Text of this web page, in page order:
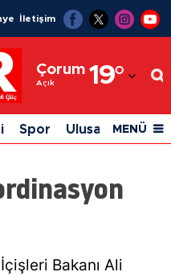
İletişim
Çorum
Açık 19°
Adıyaman
Afyonkarahisar
Ağrı
Amasya
Spor Ulusal Siyaset
MENÜ
Bakanı Ali